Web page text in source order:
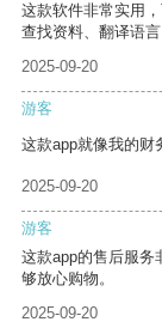
这款软件非常实用
查找资料、翻译语言
2025-09-20
游客
这款app就像我的财
2025-09-20
游客
这款app的售后服务
够放心购物。
2025-09-20